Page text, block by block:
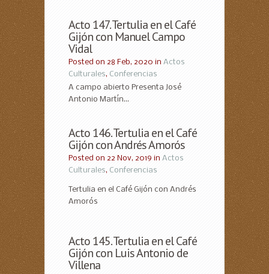
Acto 147. Tertulia en el Café
Gijón con Manuel Campo
Vidal
Posted on 28 Feb, 2020 in Actos
Culturales, Conferencias
A campo abierto Presenta José
Antonio Martín...
Acto 146. Tertulia en el Café
Gijón con Andrés Amorós
Posted on 22 Nov, 2019 in Actos
Culturales, Conferencias
Tertulia en el Café Gijón con Andrés
Amorós
Acto 145. Tertulia en el Café
Gijón con Luis Antonio de
Villena